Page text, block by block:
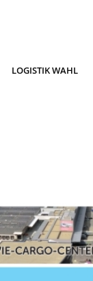
LOGISTIK WAHL